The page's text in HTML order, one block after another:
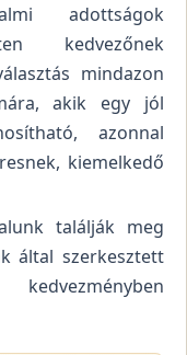
adottságok
kedvezőnek
mindazon
akik egy jól
azonnal
kiemelkedő
találják meg
által szerkesztett